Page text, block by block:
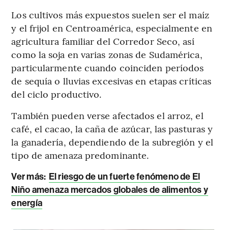
Los cultivos más expuestos suelen ser el maíz
y el frijol en Centroamérica, especialmente en
agricultura familiar del Corredor Seco, así
como la soja en varias zonas de Sudamérica,
particularmente cuando coinciden períodos
de sequía o lluvias excesivas en etapas críticas
del ciclo productivo.
También pueden verse afectados el arroz, el
café, el cacao, la caña de azúcar, las pasturas y
la ganadería, dependiendo de la subregión y el
tipo de amenaza predominante.
Ver más: El riesgo de un fuerte fenómeno de El
Niño amenaza mercados globales de alimentos y
energía